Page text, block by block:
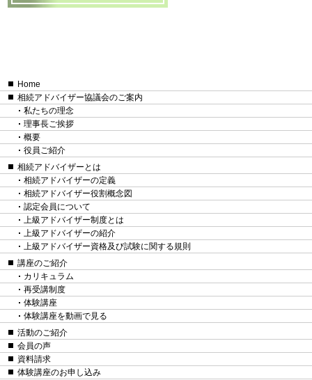
Home
相続アドバイザー協議会のご案内
私たちの理念
理事長ご挨拶
概要
役員ご紹介
相続アドバイザーとは
相続アドバイザーの定義
相続アドバイザー役割概念図
認定会員について
上級アドバイザー制度とは
上級アドバイザーの紹介
上級アドバイザー資格及び試験に関する規則
講座のご紹介
カリキュラム
再受講制度
体験講座
体験講座を動画で見る
活動のご紹介
会員の声
資料請求
体験講座のお申し込み